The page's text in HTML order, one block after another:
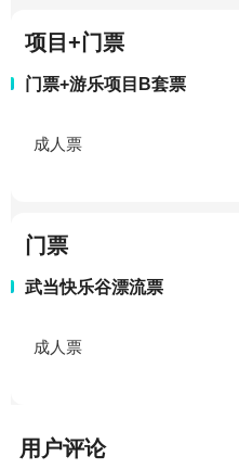
项目+门票
门票+游乐项目B套票
成人票
门票
武当快乐谷漂流票
成人票
用户评论